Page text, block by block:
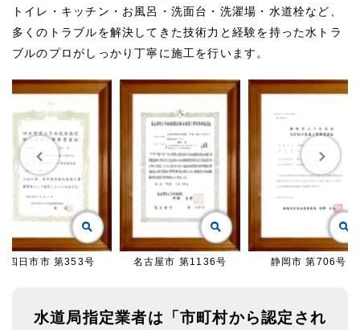
トイレ・キッチン・お風呂・洗面台・洗濯場・水道栓など、
多くのトラブルを解決してきた技術力と経験を持った水トラ
ブルのプロがしっかり丁寧に施工を行います。
四日市市 第353号 名古屋市 第1136号 静岡市 第706号
水道局指定業者は「市町村から認定され